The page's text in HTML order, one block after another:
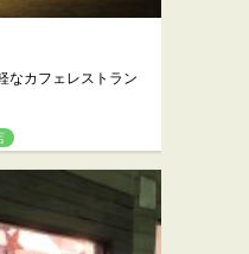
なカフェレストラン